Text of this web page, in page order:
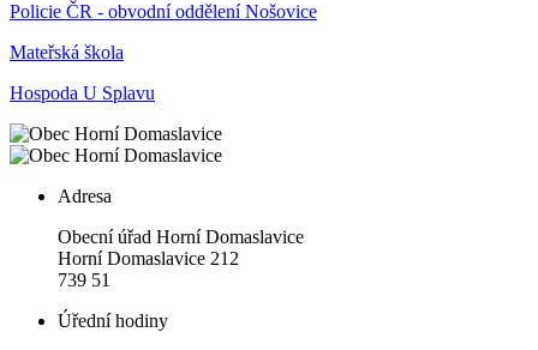
Policie ČR - obvodní oddělení Nošovice
Mateřská škola
Hospoda U Splavu
Adresa
Obecní úřad Horní Domaslavice
Horní Domaslavice 212
739 51
Úřední hodiny